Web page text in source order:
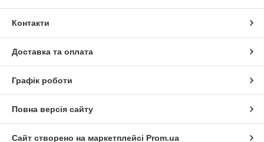
Контакти
Доставка та оплата
Графік роботи
Повна версія сайту
Сайт створено на маркетплейсі Prom.ua